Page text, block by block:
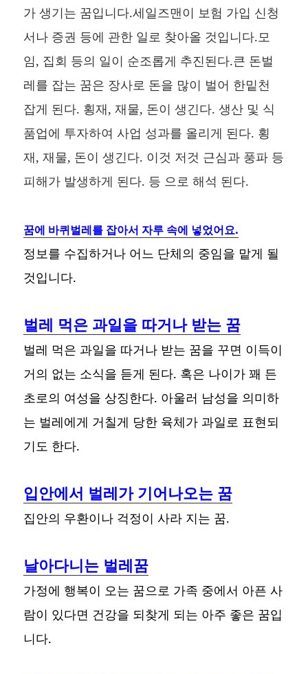
가 생기는 꿈입니다.세일즈맨이 보험 가입 신청
서나 증권 등에 관한 일로 찾아올 것입니다.모
임, 집회 등의 일이 순조롭게 추진된다.큰 돈벌
레를 잡는 꿈은 장사로 돈을 많이 벌어 한밑천
잡게 된다. 횡재, 재물, 돈이 생긴다. 생산 및 식
품업에 투자하여 사업 성과를 올리게 된다. 횡
재, 재물, 돈이 생긴다. 이것 저것 근심과 풍파 등
피해가 발생하게 된다. 등 으로 해석 된다.
꿈에 바퀴벌레를 잡아서 자루 속에 넣었어요.
정보를 수집하거나 어느 단체의 중임을 맡게 될
것입니다.
벌레 먹은 과일을 따거나 받는 꿈
벌레 먹은 과일을 따거나 받는 꿈을 꾸면 이득이
거의 없는 소식을 듣게 된다. 혹은 나이가 꽤 든
초로의 여성을 상징한다. 아울러 남성을 의미하
는 벌레에게 거칠게 당한 육체가 과일로 표현되
기도 한다.
입안에서 벌레가 기어나오는 꿈
집안의 우환이나 걱정이 사라 지는 꿈.
날아다니는 벌레꿈
가정에 행복이 오는 꿈으로 가족 중에서 아픈 사
람이 있다면 건강을 되찾게 되는 아주 좋은 꿈입
니다.